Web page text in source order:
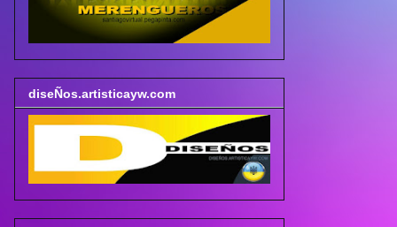
diseÑos.artisticayw.com